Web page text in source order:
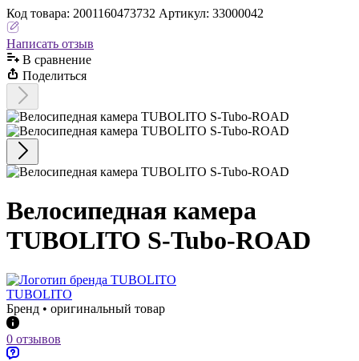
Код товара: 2001160473732 Артикул: 33000042
Написать отзыв
В сравнениe
Поделиться
Велосипедная камера
TUBOLITO S-Tubo-ROAD
TUBOLITO
Бренд • оригинальный товар
0 отзывов